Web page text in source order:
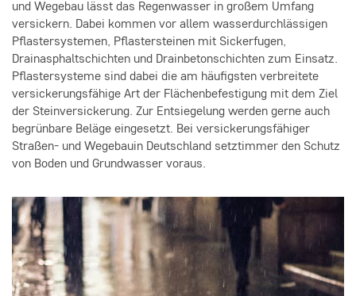
und Wegebau lässt das Regenwasser in großem Umfang
versickern. Dabei kommen vor allem wasserdurchlässigen
Pflastersystemen, Pflastersteinen mit Sickerfugen,
Drainasphaltschichten und Drainbetonschichten zum Einsatz.
Pflastersysteme sind dabei die am häufigsten verbreitete
versickerungsfähige Art der Flächenbefestigung mit dem Ziel
der Steinversickerung. Zur Entsiegelung werden gerne auch
begrünbare Beläge eingesetzt. Bei versickerungsfähiger
Straßen- und Wegebauin Deutschland setztimmer den Schutz
von Boden und Grundwasser voraus.